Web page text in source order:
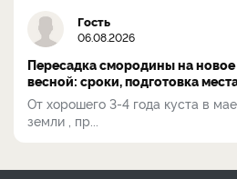
Гость
06.08.2026
Пересадка смородины на
весной: сроки, подготовка
От хорошего 3-4 года куста в
земли , пр...